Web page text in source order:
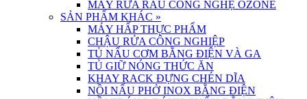
MÁY RỬA RAU CÔNG NGHỆ OZONE
SẢN PHẨM KHÁC »
MÁY HẤP THỰC PHẨM
CHẬU RỬA CÔNG NGHIỆP
TỦ NẤU CƠM BẰNG ĐIỆN VÀ GA
TỦ GIỮ NÓNG THỨC ĂN
KHAY RACK ĐỰNG CHÉN DĨA
NỒI NẤU PHỞ INOX BẰNG ĐIỆN